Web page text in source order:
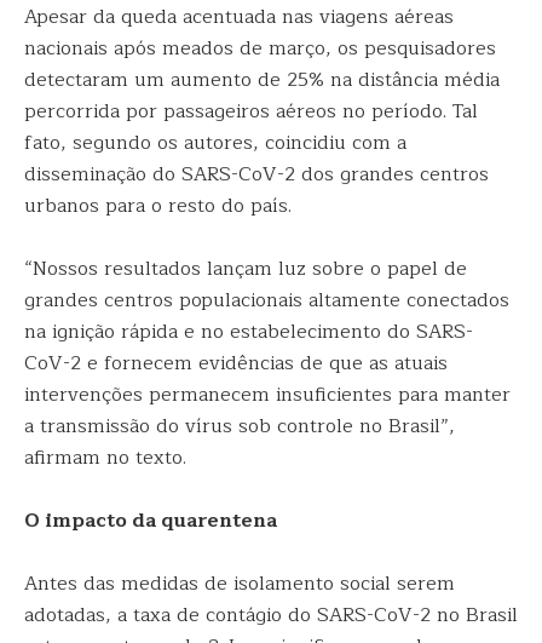
Apesar da queda acentuada nas viagens aéreas
nacionais após meados de março, os pesquisadores
detectaram um aumento de 25% na distância média
percorrida por passageiros aéreos no período. Tal
fato, segundo os autores, coincidiu com a
disseminação do SARS-CoV-2 dos grandes centros
urbanos para o resto do país.
“Nossos resultados lançam luz sobre o papel de
grandes centros populacionais altamente conectados
na ignição rápida e no estabelecimento do SARS-
CoV-2 e fornecem evidências de que as atuais
intervenções permanecem insuficientes para manter
a transmissão do vírus sob controle no Brasil”,
afirmam no texto.
O impacto da quarentena
Antes das medidas de isolamento social serem
adotadas, a taxa de contágio do SARS-CoV-2 no Brasil